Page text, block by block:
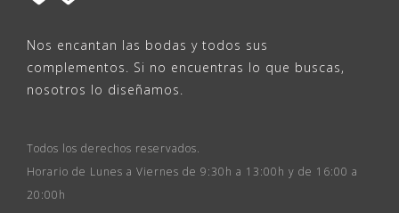
Nos encantan las bodas y todos sus
complementos. Si no encuentras lo que buscas,
nosotros lo diseñamos.
Todos los derechos reservados.
Horario de Lunes a Viernes de 9:30h a 13:00h y de 16:00 a
20:00h